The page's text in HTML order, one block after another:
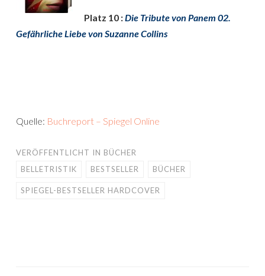
Platz 10 :Die Tribute von Panem 02.
Gefährliche Liebe von Suzanne Collins
Quelle: Buchreport – Spiegel Online
VERÖFFENTLICHT IN BÜCHER
BELLETRISTIK
BESTSELLER BÜCHER
SPIEGEL-BESTSELLER HARDCOVER